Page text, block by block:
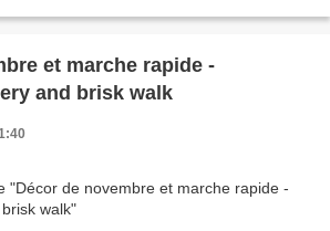
et marche rapide -
and brisk walk